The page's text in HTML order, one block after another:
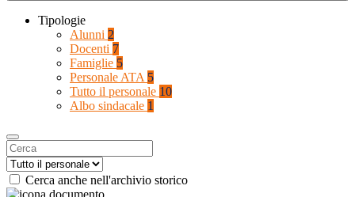
Tipologie
Alunni 2
Docenti 7
Famiglie 5
Personale ATA 5
Tutto il personale 10
Albo sindacale 1
Cerca anche nell'archivio storico